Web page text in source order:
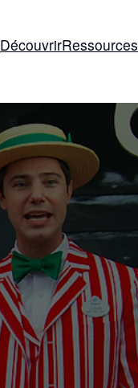
DécouvrirRessources